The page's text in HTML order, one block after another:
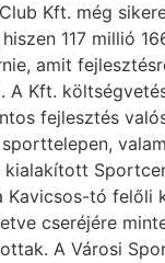
Kft. még
117 millió
amit
A Kft.
fejlesztés
Kavicsos-tó felőli
cseréjére
A Városi